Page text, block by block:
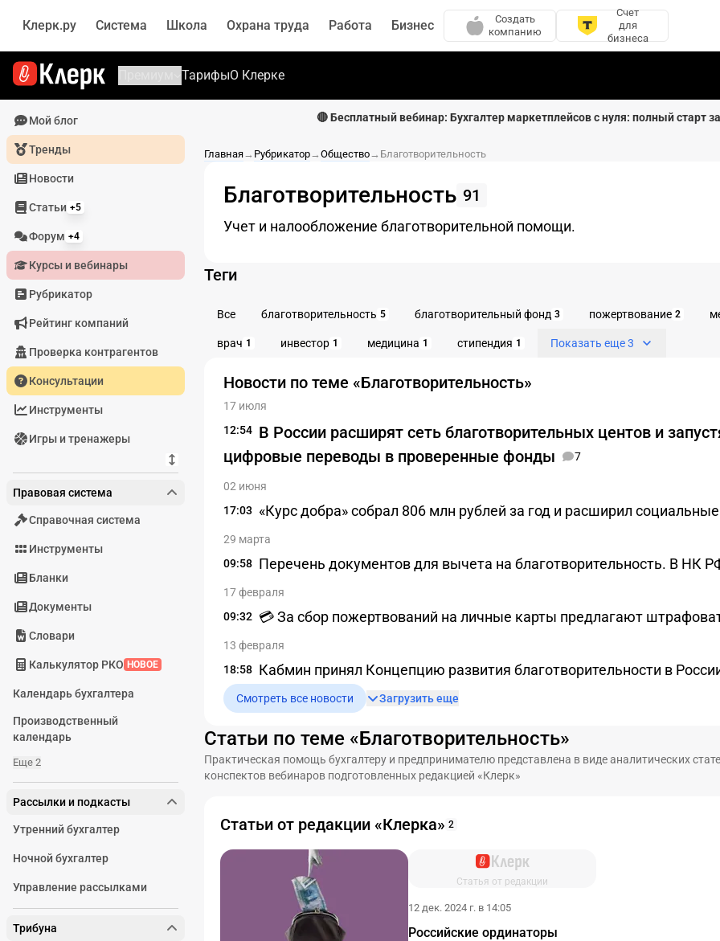
Клерк.ру Система Школа Охрана труда Работа Бизнес
Создать
компанию
Счет
для
бизнеса
ТарифыО Клерке
Мой блог
Тренды
Новости
Статьи +5
Форум +4
Курсы и вебинары
Рубрикатор
Рейтинг компаний
Проверка контрагентов
Консультации
Инструменты
Игры и тренажеры
Правовая система
Справочная система
Инструменты
Бланки
Документы
Словари
Калькулятор РКО НОВОЕ
Календарь бухгалтера
Производственный
календарь
Еще 2
Рассылки и подкасты
Утренний бухгалтер
Ночной бухгалтер
Управление рассылками
Трибуна
🔴 Бесплатный вебинар: Бухгалтер маркетплейсов с нуля: полный старт
Главная→ Рубрикатор→ Общество→ Благотворительность
Благотворительность 91
Учет и налообложение благотворительной помощи.
Теги
Все благотворительность 5 благотворительный фонд 3 пожертвование 2
врач 1 инвестор 1 медицина 1 стипендия 1 Показать еще 3
Новости по теме «Благотворительность»
17 июля
12:54 В России расширят сеть благотворительных центов и
цифровые переводы в проверенные фонды
7
02 июня
17:03 «Курс добра» собрал 806 млн рублей за год и расширил
29 марта
09:58 Перечень документов для вычета на благотворительность. В НК
17 февраля
09:32 💳 За сбор пожертвований на личные карты предлагают
13 февраля
18:58 Кабмин принял Концепцию развития благотворительности в
Смотреть все новости Загрузить еще
Статьи по теме «Благотворительность»
Практическая помощь бухгалтеру и предпринимателю представлена в виде аналитических
конспектов вебинаров подготовленных редакцией «Клерк»
Статьи от редакции «Клерка» 2
Статья от редакции
12 дек. 2024 г. в 14:05
Российские ординаторы